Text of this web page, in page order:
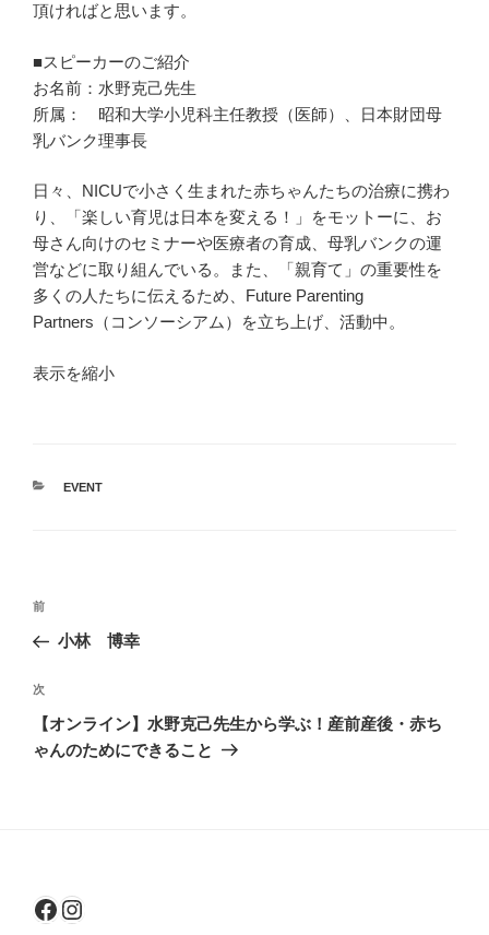
頂ければと思います。
■スピーカーのご紹介
お名前：水野克己先生
所属： 昭和大学小児科主任教授（医師）、日本財団母
乳バンク理事長
日々、NICUで小さく生まれた赤ちゃんたちの治療に携わ
り、「楽しい育児は日本を変える！」をモットーに、お
母さん向けのセミナーや医療者の育成、母乳バンクの運
営などに取り組んでいる。また、「親育て」の重要性を
多くの人たちに伝えるため、Future Parenting
Partners（コンソーシアム）を立ち上げ、活動中。
表示を縮小
カ
EVENT
投
ナ
ビ
ゲ
ー
前
の
稿
前
小林 博幸
次
の
投
次
【オンライン】水野克己先生から学ぶ！産前産後・赤ち
ゃんのためにできること
Facebook
Instagram